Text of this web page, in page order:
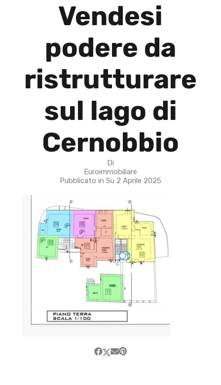
Vendesi
podere da
ristrutturare
sul lago di
Cernobbio
Di
Euroimmobiliare
Pubblicato in Su 2 Aprile 2025